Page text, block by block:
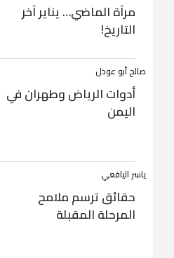
مرآة الماضي… يناير آخر
التاريخ!
صالح أبو عوذل
أدوات الرياض وطهران في
اليمن
ياسر اليافعي
حقائق ترسم ملامح
المرحلة المقبلة